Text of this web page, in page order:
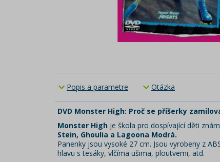
Popis a parametre Otázka
DVD Monster High: Proč se příšerky
Monster High je škola pro dospívající děti
Stein, Ghoulia a Lagoona Modrá.
Panenky jsou vysoké 27 cm. Jsou vyrobeny z
hlavu s tesáky, vlčíma ušima, ploutvemi, atd.